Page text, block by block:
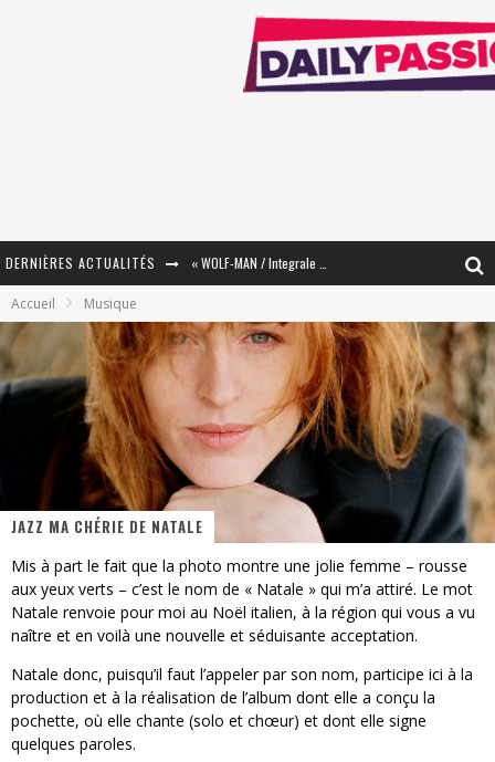
DERNIÈRES ACTUALITÉS
« Mon Village Révolté » - Combattre un Projet !
« Le Béton et le Bambou / Propositions pour Mayotte et le Monde. » - Améliorations !
Star Fox
« MOFUSAND / Parler Japonais » – Des Expressions Pratiques !
« Dr Wertham / L’homme qui étudia les tueurs en série » - Un Métier à Risque !
Assassin's Creed Black Flag Resynced
« Damn Them All » - Un duo de Choc !
Accueil Musique
JAZZ MA CHÉRIE DE NATALE
Mis à part le fait que la photo montre une jolie femme – rousse
aux yeux verts – c’est le nom de « Natale » qui m’a attiré. Le mot
Natale renvoie pour moi au Noël italien, à la région qui vous a vu
naître et en voilà une nouvelle et séduisante acceptation.
Natale donc, puisqu’il faut l’appeler par son nom, participe ici à la
production et à la réalisation de l’album dont elle a conçu la
pochette, où elle chante (solo et chœur) et dont elle signe
quelques paroles.